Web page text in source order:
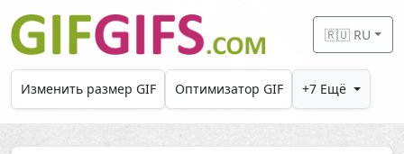
Skip to main content
🇷🇺 RU
Изменить размер GIF Оптимизатор GIF +7 Ещё